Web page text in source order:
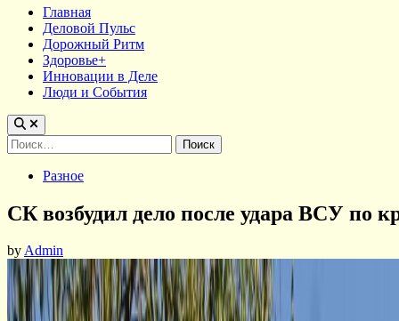
Главная
Деловой Пульс
Дорожный Ритм
Здоровье+
Инновации в Деле
Люди и События
Найти:
PostedРазное
СК возбудил дело после удара ВСУ по
byAdmin